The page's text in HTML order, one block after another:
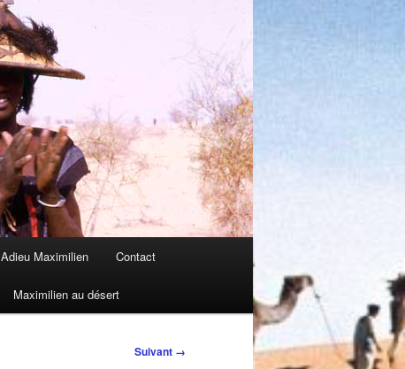
Adieu Maximilien Contact
Maximilien au désert
Suivant →